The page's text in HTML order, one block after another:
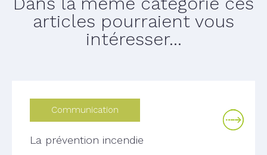
articles pourraient vous
intéresser...
Communication
La prévention incendie